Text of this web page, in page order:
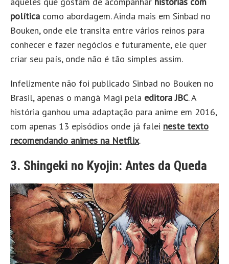
política como abordagem. Ainda mais em Sinbad no
Bouken, onde ele transita entre vários reinos para
conhecer e fazer negócios e futuramente, ele quer
criar seu país, onde não é tão simples assim.
Infelizmente não foi publicado Sinbad no Bouken no
Brasil, apenas o mangá Magi pela editora JBC. A
história ganhou uma adaptação para anime em 2016,
com apenas 13 episódios onde já falei neste texto
recomendando animes na Netflix.
3. Shingeki no Kyojin: Antes da Queda